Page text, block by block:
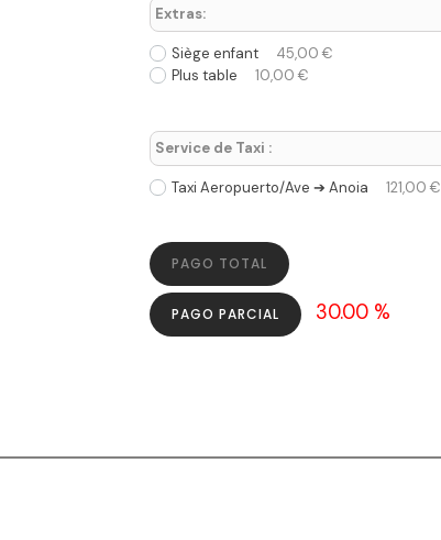
Extras:
Siège enfant 45,00 €
Plus table
10,00 €
Service de Taxi :
Taxi Aeropuerto/Ave ➔ Anoia 121,00 €
PAGO TOTAL
PAGO PARCIAL 30.00 %